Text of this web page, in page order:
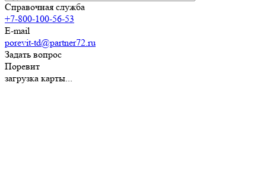
Справочная служба
+7-800-100-56-53
E-mail
porevit-td@partner72.ru
Задать вопрос
Поревит
загрузка карты...